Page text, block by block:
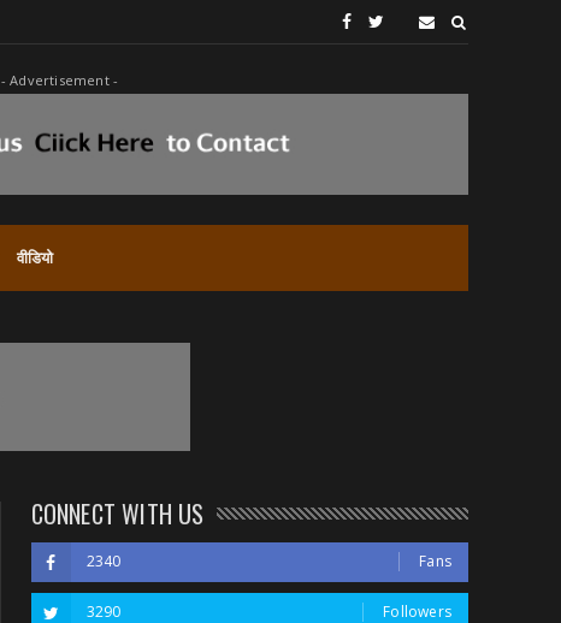
- Advertisement -
वीडियो
CONNECT WITH US
2340 Fans
3290 Followers